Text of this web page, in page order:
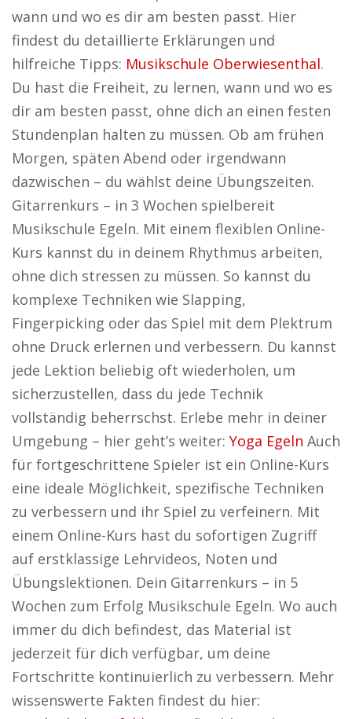
wann und wo es dir am besten passt. Hier
findest du detaillierte Erklärungen und
hilfreiche Tipps: Musikschule Oberwiesenthal.
Du hast die Freiheit, zu lernen, wann und wo es
dir am besten passt, ohne dich an einen festen
Stundenplan halten zu müssen. Ob am frühen
Morgen, späten Abend oder irgendwann
dazwischen – du wählst deine Übungszeiten.
Gitarrenkurs – in 3 Wochen spielbereit
Musikschule Egeln. Mit einem flexiblen Online-
Kurs kannst du in deinem Rhythmus arbeiten,
ohne dich stressen zu müssen. So kannst du
komplexe Techniken wie Slapping,
Fingerpicking oder das Spiel mit dem Plektrum
ohne Druck erlernen und verbessern. Du kannst
jede Lektion beliebig oft wiederholen, um
sicherzustellen, dass du jede Technik
vollständig beherrschst. Erlebe mehr in deiner
Umgebung – hier geht’s weiter: Yoga Egeln Auch
für fortgeschrittene Spieler ist ein Online-Kurs
eine ideale Möglichkeit, spezifische Techniken
zu verbessern und ihr Spiel zu verfeinern. Mit
einem Online-Kurs hast du sofortigen Zugriff
auf erstklassige Lehrvideos, Noten und
Übungslektionen. Dein Gitarrenkurs – in 5
Wochen zum Erfolg Musikschule Egeln. Wo auch
immer du dich befindest, das Material ist
jederzeit für dich verfügbar, um deine
Fortschritte kontinuierlich zu verbessern. Mehr
wissenswerte Fakten findest du hier: